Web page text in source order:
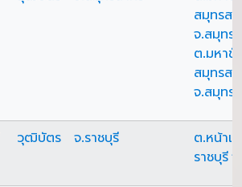
สมุทรสา
จ.สมุทร
ต.มหาชั
สมุทรสา
จ.สมุทร
วุฒิบัตร จ.ราชบุรี
ต.หน้าเ
ราชบุรี